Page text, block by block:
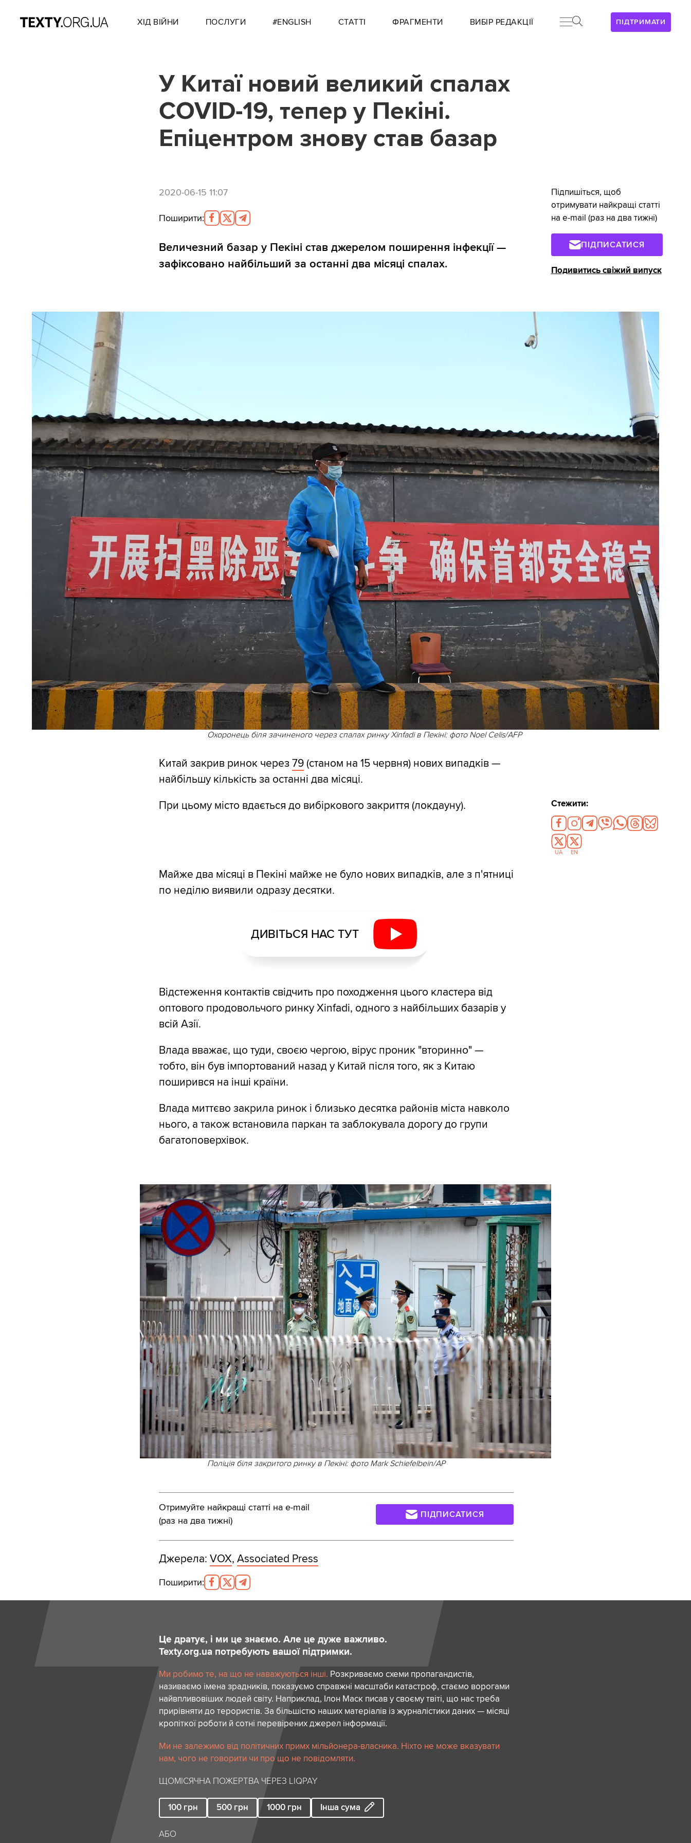
ПІДТРИМАТИ
ХІД ВІЙНИ ПОСЛУГИ #ENGLISH СТАТТІ ФРАГМЕНТИ ВИБІР РЕДАКЦІЇ
У Китаї новий великий спалах
COVID-19, тепер у Пекіні.
Епіцентром знову став базар
2020-06-15 11:07
Поширити:
Величезний базар у Пекіні став джерелом поширення інфекції —
зафіксовано найбільший за останні два місяці спалах.
Охоронець біля зачиненого через спалах ринку Xinfadi в Пекіні: фото Noel Celis/AFP
Китай закрив ринок через 79(станом на 15 червня) нових випадків —
найбільшу кількість за останні два місяці.
При цьому місто вдається до вибіркового закриття (локдауну).
Майже два місяці в Пекіні майже не було нових випадків, але з п'ятниці
по неділю виявили одразу десятки.
ДИВІТЬСЯ НАС ТУТ
Відстеження контактів свідчить про походження цього кластера від
оптового продовольчого ринку Xinfadi, одного з найбільших базарів у
всій Азії.
Влада вважає, що туди, своєю чергою, вірус проник "вторинно" —
тобто, він був імпортований назад у Китай після того, як з Китаю
поширився на інші країни.
Влада миттєво закрила ринок і близько десятка районів міста навколо
нього, а також встановила паркан та заблокувала дорогу до групи
багатоповерхівок.
Поліція біля закритого ринку в Пекіні: фото Mark Schiefelbein/AP
Отримуйте найкращі статті на e-mail
(раз на два тижні)
ПІДПИСАТИСЯ
Джерела: VOX, Associated Press
Поширити:
Це дратує, і ми це знаємо. Але це дуже важливо.
Texty.org.ua потребують вашої підтримки.
Ми робимо те, на що не наважуються інші. Розкриваємо схеми пропагандистів,
називаємо імена зрадників, показуємо справжні масштаби катастроф, стаємо ворогами
найвпливовіших людей світу. Наприклад, Ілон Маск писав у своєму твіті, що нас треба
прирівняти до терористів. За більшістю наших матеріалів із журналістики даних — місяці
кропіткої роботи й сотні перевірених джерел інформації.
Ми не залежимо від політичних примх мільйонера-власника. Ніхто не може вказувати
нам, чого не говорити чи про що не повідомляти.
ЩОМІСЯЧНА ПОЖЕРТВА ЧЕРЕЗ LIQPAY
100 грн 500 грн 1000 грн Інша сума
АБО
Підпишіться, щоб
отримувати найкращі статті
на e-mail (раз на два тижні)
ПІДПИСАТИСЯ
Подивитись свіжий випуск
Стежити:
UA EN